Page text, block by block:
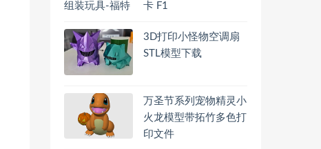
卡 F1
3D打印小怪物空调扇
STL模型下载
万圣节系列宠物精灵小
火龙模型带拓竹多色打
印文件